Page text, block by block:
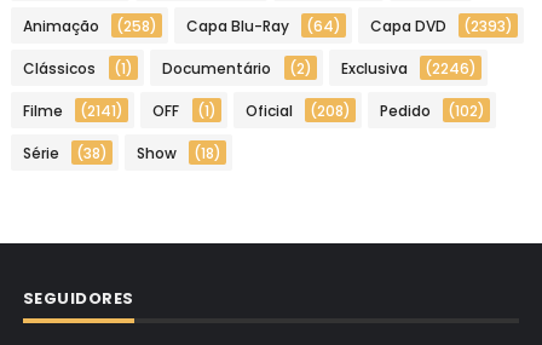
Animação (258) Capa Blu-Ray (64) Capa DVD (2393)
Clássicos (1) Documentário (2) Exclusiva (2246)
Filme (2141) OFF (1) Oficial (208) Pedido (102)
Série (38) Show (18)
SEGUIDORES